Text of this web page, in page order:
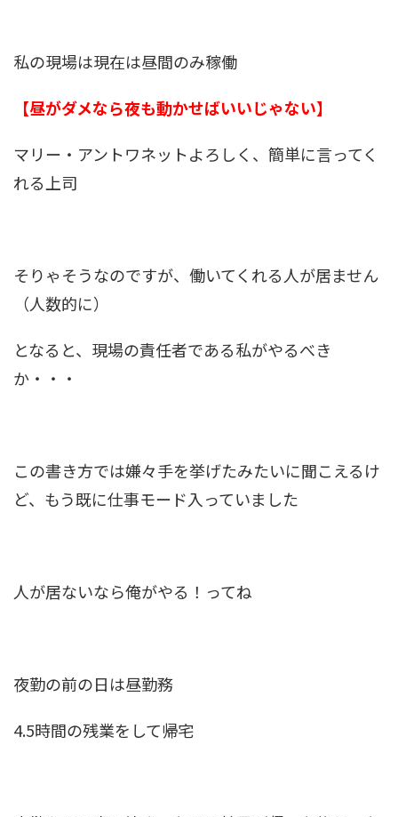
私の現場は現在は昼間のみ稼働
【昼がダメなら夜も動かせばいいじゃない】
マリー・アントワネットよろしく、簡単に言ってく
れる上司
そりゃそうなのですが、働いてくれる人が居ません
（人数的に）
となると、現場の責任者である私がやるべき
か・・・
この書き方では嫌々手を挙げたみたいに聞こえるけ
ど、もう既に仕事モード入っていました
人が居ないなら俺がやる！ってね
夜勤の前の日は昼勤務
4.5時間の残業をして帰宅